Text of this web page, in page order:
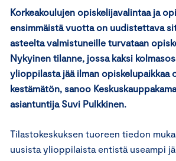
Korkeakoulujen opiskelijavalintaa ja
ensimmäistä vuotta on uudistettava
asteelta valmistuneille turvataan
Nykyinen tilanne, jossa kaksi
ylioppilasta jää ilman opiskelupaikkaa
kestämätön, sanoo
asiantuntija Suvi Pulkkinen.
Tilastokeskuksen tuoreen tiedon
uusista ylioppilaista entistä useampi